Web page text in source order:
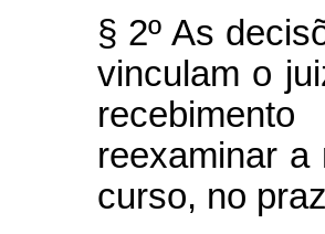
§ 2º As
vinculam o
reexaminar
curso, no